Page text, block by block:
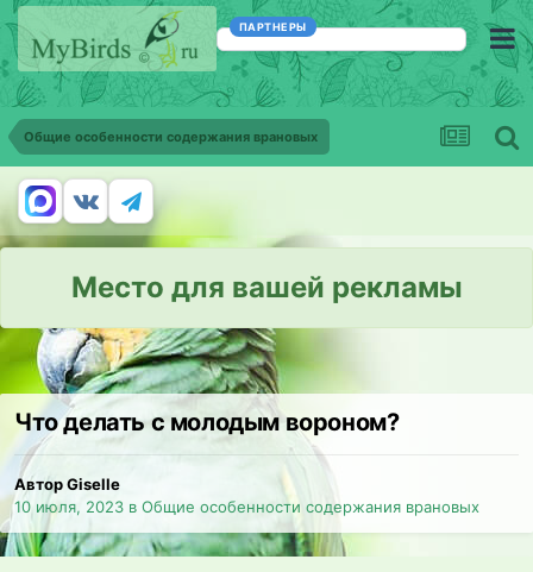
ПАРТНЕРЫ
Общие особенности содержания врановых
Место для вашей рекламы
Что делать с молодым вороном?
Автор Giselle
10 июля, 2023 в Общие особенности содержания врановых